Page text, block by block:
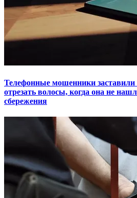
Телефонные мошенники
отрезать волосы, когда она не
сбережения